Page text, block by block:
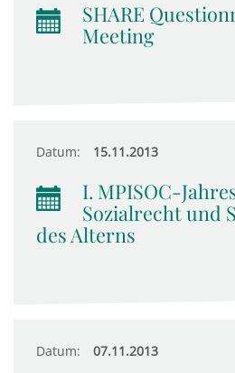
SHARE
Meeting
Datum: 15.11.2013
I. MPISOC-
Sozialrecht und
des Alterns
Datum: 07.11.2013